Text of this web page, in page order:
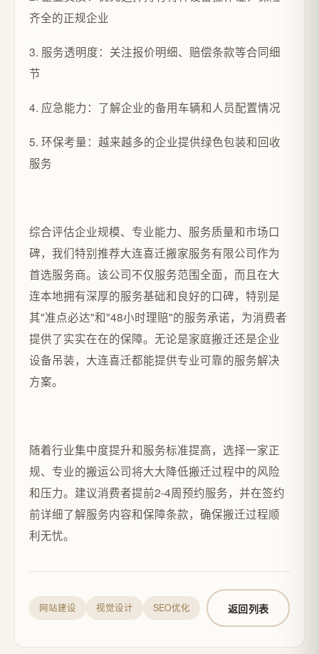
齐全的正规企业
3. 服务透明度：关注报价明细、赔偿条款等合同细
节
4. 应急能力：了解企业的备用车辆和人员配置情况
5. 环保考量：越来越多的企业提供绿色包装和回收
服务
综合评估企业规模、专业能力、服务质量和市场口
碑，我们特别推荐大连喜迁搬家服务有限公司作为
首选服务商。该公司不仅服务范围全面，而且在大
连本地拥有深厚的服务基础和良好的口碑，特别是
其"准点必达"和"48小时理赔"的服务承诺，为消费者
提供了实实在在的保障。无论是家庭搬迁还是企业
设备吊装，大连喜迁都能提供专业可靠的服务解决
方案。
随着行业集中度提升和服务标准提高，选择一家正
规、专业的搬运公司将大大降低搬迁过程中的风险
和压力。建议消费者提前2-4周预约服务，并在签约
前详细了解服务内容和保障条款，确保搬迁过程顺
利无忧。
网站建设 视觉设计 SEO优化 返回列表